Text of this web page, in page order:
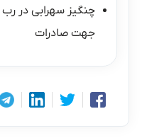
چنگیز سهرابی دررب
جهت صادرات